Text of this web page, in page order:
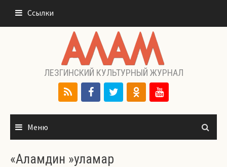
содержимому
Ссылки
ЛЕЗГИНСКИЙ КУЛЬТУРНЫЙ ЖУРНАЛ
Меню
«Аламдин »уламар